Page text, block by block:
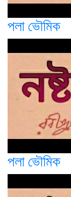
পলা ভৌমিক
পলা ভৌমিক